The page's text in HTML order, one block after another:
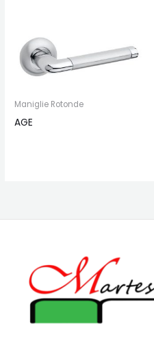
Maniglie Rotonde
AGE